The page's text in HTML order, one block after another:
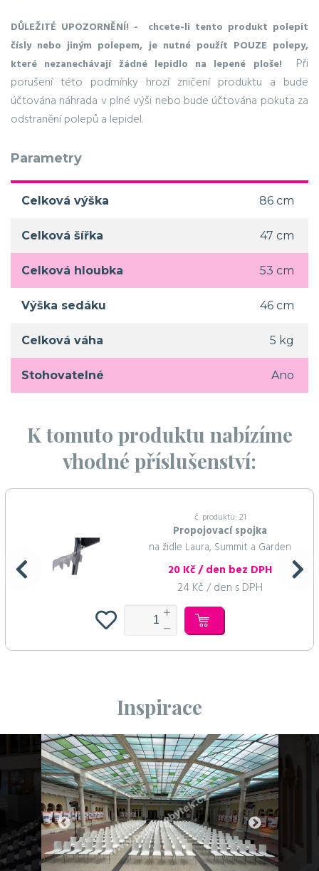
DŮLEŽITÉ UPOZORNĚNÍ! - chcete-li tento produkt polepit
čísly nebo jiným polepem, je nutné použít POUZE polepy,
které nezanechávají žádné lepidlo na lepené ploše!
Při
porušení této podmínky hrozí zničení produktu a bude
účtována náhrada v plné výši nebo bude účtována pokuta za
odstranění polepů a lepidel.
Parametry
Celková výška 86 cm
Celková šířka 47 cm
Celková hloubka 53 cm
Výška sedáku 46 cm
Celková váha 5 kg
Stohovatelné Ano
K tomuto produktu nabízíme
vhodné příslušenství:
č. produktu: 21
Propojovací spojka
na židle Laura, Summit a Garden
20 Kč / den bez DPH
24 Kč / den s DPH
Inspirace